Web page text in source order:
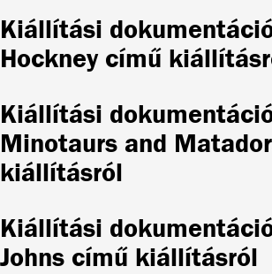
Kiállítási
Hockney című
Kiállítási
Minotaurs and
kiállításról
Kiállítási
Johns című kiállításról